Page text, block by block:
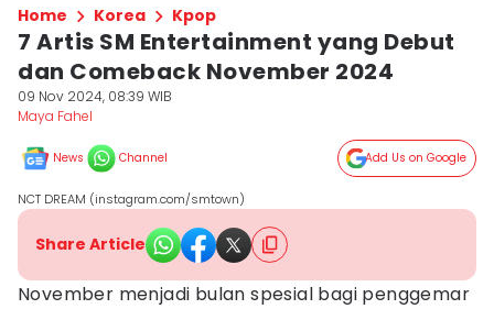
Home Korea Kpop
7 Artis SM Entertainment yang Debut
dan Comeback November 2024
09 Nov 2024, 08:39 WIB
Maya Fahel
News Channel Add Us on Google
NCT DREAM (instagram.com/smtown)
Share Article
November menjadi bulan spesial bagi penggemar